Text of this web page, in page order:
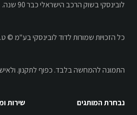
אלי דיוור שיווקי ואחר
לובינסקי בשוק הרכב הישראלי כבר 90 שנה.
כל הזכויות שמורות לדוד לובינסקי בע"מ ©
התמונה להמחשה בלבד. כפוף לתקנון.
נבחרת המותגים שירות